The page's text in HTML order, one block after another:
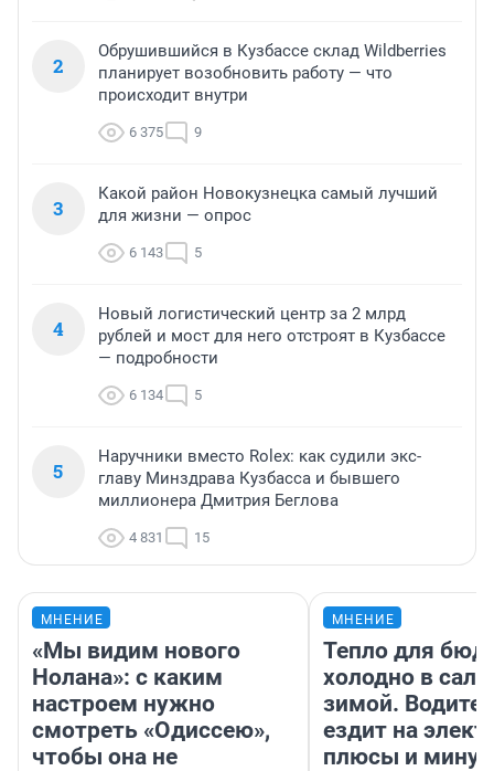
2
Обрушившийся в Кузбассе склад Wildberries
планирует возобновить работу — что
происходит внутри
6 375 9
3
Какой район Новокузнецка самый лучший
для жизни — опрос
6 143 5
4
Новый логистический центр за 2 млрд
рублей и мост для него отстроят в Кузбассе
— подробности
6 134 5
5
Наручники вместо Rolex: как судили экс-
главу Минздрава Кузбасса и бывшего
миллионера Дмитрия Беглова
4 831 15
МНЕНИЕ
«Мы видим нового
Нолана»: с каким
настроем нужно
смотреть «Одиссею»,
чтобы она не
МНЕНИЕ
Тепло для
холодно в
зимой.
ездит на
плюсы и